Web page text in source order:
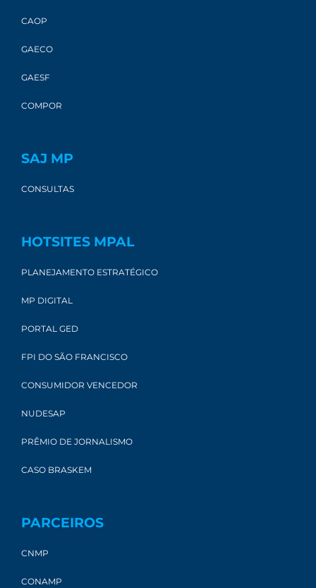
CAOP
GAECO
GAESF
COMPOR
SAJ MP
CONSULTAS
HOTSITES MPAL
PLANEJAMENTO ESTRATÉGICO
MP DIGITAL
PORTAL GED
FPI DO SÃO FRANCISCO
CONSUMIDOR VENCEDOR
NUDESAP
PRÊMIO DE JORNALISMO
CASO BRASKEM
PARCEIROS
CNMP
CONAMP